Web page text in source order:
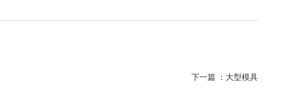
下一篇 ： 大型模具